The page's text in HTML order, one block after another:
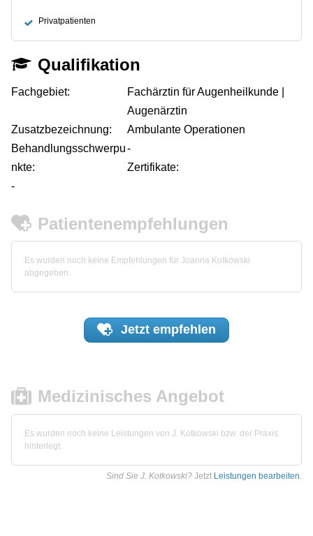
Privatpatienten
Qualifikation
Fachgebiet:
Fachärztin für Augenheilkunde |
Augenärztin
Zusatzbezeichnung:
Ambulante Operationen
Behandlungsschwerpu
nkte:
-
Zertifikate:
-
Patientenempfehlungen
Es wurden noch keine Empfehlungen für Joanna Kotkowski
abgegeben.
Jetzt empfehlen
Medizinisches Angebot
Es wurden noch keine Leistungen von J. Kotkowski bzw. der Praxis
hinterlegt.
Sind Sie J. Kotkowski? Jetzt Leistungen bearbeiten.